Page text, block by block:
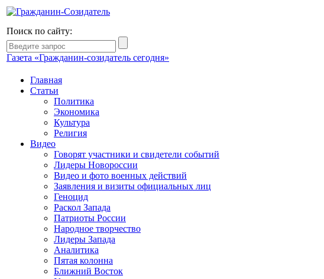
Поиск по сайту:
Газета «Гражданин-созидатель сегодня»
Главная
Статьи
Политика
Экономика
Культура
Религия
Видео
Говорят участники и свидетели событий
Лидеры Новороссии
Видео и фото военных действий
Заявления и визиты официальных лиц
Геноцид
Раскол Запада
Патриоты России
Народное творчество
Лидеры Запада
Аналитика
Пятая колонна
Ближний Восток